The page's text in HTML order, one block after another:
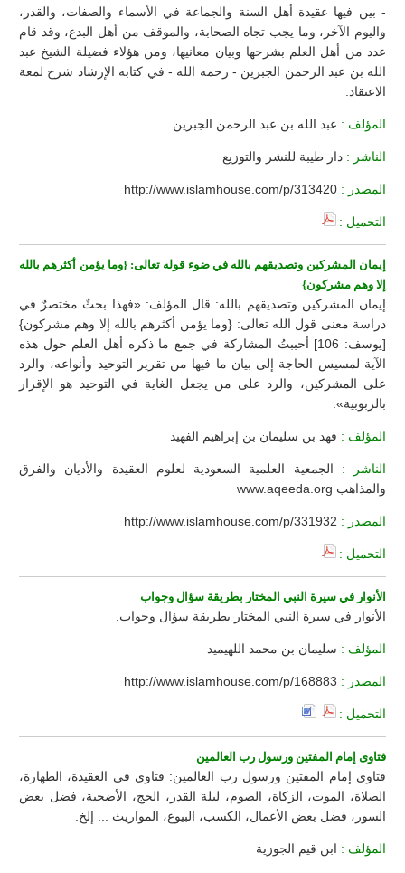
- بين فيها عقيدة أهل السنة والجماعة في الأسماء والصفات، والقدر،
واليوم الآخر، وما يجب تجاه الصحابة، والموقف من أهل البدع، وقد قام
عدد من أهل العلم بشرحها وبيان معانيها، ومن هؤلاء فضيلة الشيخ عبد
الله بن عبد الرحمن الجبرين - رحمه الله - في كتابه الإرشاد شرح لمعة
الاعتقاد.
المؤلف : عبد الله بن عبد الرحمن الجبرين
الناشر : دار طيبة للنشر والتوزيع
المصدر : http://www.islamhouse.com/p/313420
التحميل :
إيمان المشركين وتصديقهم بالله في ضوء قوله تعالى: {وما يؤمن أكثرهم بالله
إلا وهم مشركون}
إيمان المشركين وتصديقهم بالله: قال المؤلف: «فهذا بحثٌ مختصرٌ في
دراسة معنى قول الله تعالى: {وما يؤمن أكثرهم بالله إلا وهم مشركون}
[يوسف: 106] أحببتُ المشاركة في جمع ما ذكره أهل العلم حول هذه
الآية لمسيس الحاجة إلى بيان ما فيها من تقرير التوحيد وأنواعه، والرد
على المشركين، والرد على من يجعل الغاية في التوحيد هو الإقرار
بالربوبية».
المؤلف : فهد بن سليمان بن إبراهيم الفهيد
الناشر : الجمعية العلمية السعودية لعلوم العقيدة والأديان والفرق
والمذاهب www.aqeeda.org
المصدر : http://www.islamhouse.com/p/331932
التحميل :
الأنوار في سيرة النبي المختار بطريقة سؤال وجواب
الأنوار في سيرة النبي المختار بطريقة سؤال وجواب.
المؤلف : سليمان بن محمد اللهيميد
المصدر : http://www.islamhouse.com/p/168883
التحميل :
فتاوى إمام المفتين ورسول رب العالمين
فتاوى إمام المفتين ورسول رب العالمين: فتاوى في العقيدة، الطهارة،
الصلاة، الموت، الزكاة، الصوم، ليلة القدر، الحج، الأضحية، فضل بعض
السور، فضل بعض الأعمال، الكسب، البيوع، المواريث ... إلخ.
المؤلف : ابن قيم الجوزية